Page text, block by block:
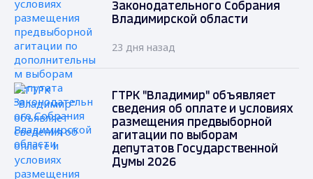
Законодательного Собрания
Владимирской области
23 дня назад
ГТРК "Владимир" объявляет
сведения об оплате и условиях
размещения предвыборной
агитации по выборам
депутатов Государственной
Думы 2026